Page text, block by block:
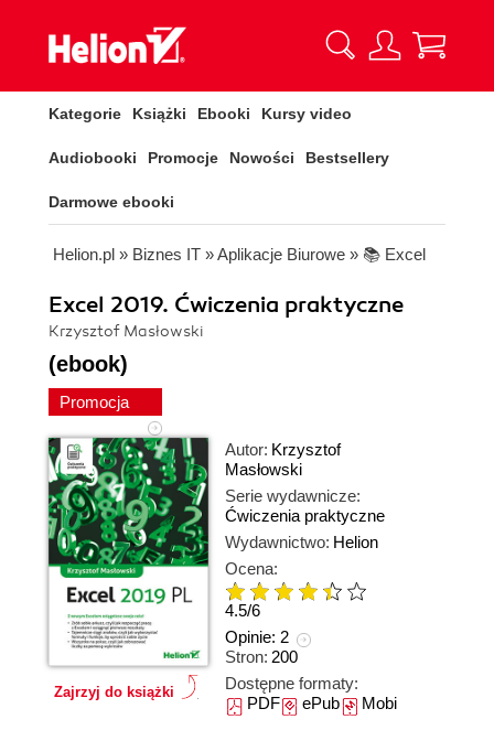
Kategorie Książki Ebooki Kursy video
Audiobooki Promocje Nowości Bestsellery
Darmowe ebooki
Helion.pl » Biznes IT »Aplikacje Biurowe » 📚 Excel
Excel 2019. Ćwiczenia praktyczne
Krzysztof Masłowski
(ebook)
Promocja
Zajrzyj do książki
Autor: Krzysztof
Masłowski
Serie wydawnicze:
Ćwiczenia praktyczne
Wydawnictwo: Helion
Ocena:
4.5/6
Opinie: 2
Stron: 200
Dostępne formaty:
PDFePubMobi